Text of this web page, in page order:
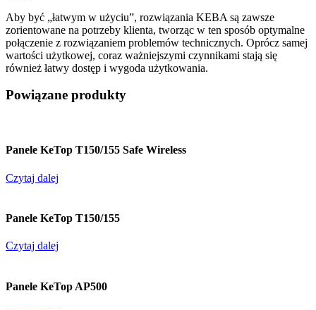
Aby być „łatwym w użyciu”, rozwiązania KEBA są zawsze
zorientowane na potrzeby klienta, tworząc w ten sposób optymalne
połączenie z rozwiązaniem problemów technicznych. Oprócz samej
wartości użytkowej, coraz ważniejszymi czynnikami stają się
również łatwy dostęp i wygoda użytkowania.
Powiązane produkty
Panele KeTop T150/155 Safe Wireless
Czytaj dalej
Panele KeTop T150/155
Czytaj dalej
Panele KeTop AP500